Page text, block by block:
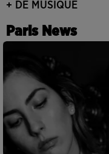
+ DE MUSIQUE
Paris News